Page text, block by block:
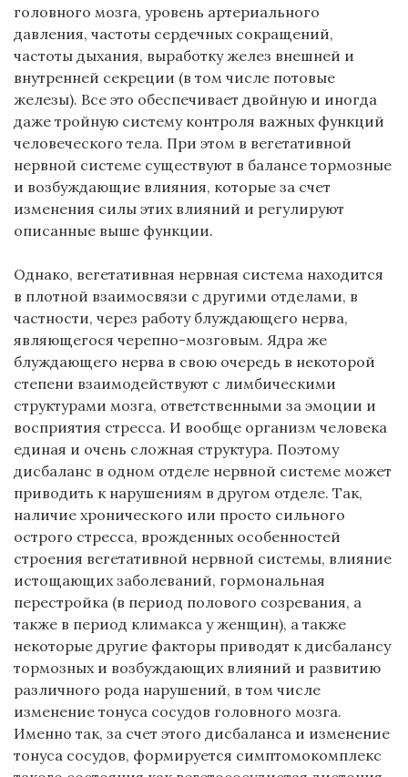
головного мозга, уровень артериального
давления, частоты сердечных сокращений,
частоты дыхания, выработку желез внешней и
внутренней секреции (в том числе потовые
железы). Все это обеспечивает двойную и иногда
даже тройную систему контроля важных функций
человеческого тела. При этом в вегетативной
нервной системе существуют в балансе тормозные
и возбуждающие влияния, которые за счет
изменения силы этих влияний и регулируют
описанные выше функции.
Однако, вегетативная нервная система находится
в плотной взаимосвязи с другими отделами, в
частности, через работу блуждающего нерва,
являющегося черепно-мозговым. Ядра же
блуждающего нерва в свою очередь в некоторой
степени взаимодействуют с лимбическими
структурами мозга, ответственными за эмоции и
восприятия стресса. И вообще организм человека
единая и очень сложная структура. Поэтому
дисбаланс в одном отделе нервной системе может
приводить к нарушениям в другом отделе. Так,
наличие хронического или просто сильного
острого стресса, врожденных особенностей
строения вегетативной нервной системы, влияние
истощающих заболеваний, гормональная
перестройка (в период полового созревания, а
также в период климакса у женщин), а также
некоторые другие факторы приводят к дисбалансу
тормозных и возбуждающих влияний и развитию
различного рода нарушений, в том числе
изменение тонуса сосудов головного мозга.
Именно так, за счет этого дисбаланса и изменение
тонуса сосудов, формируется симптомокомплекс